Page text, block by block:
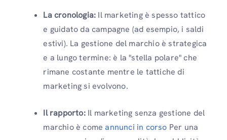
La cronologia: Il marketing è spesso tattico
e guidato da campagne (ad esempio, i saldi
estivi). La gestione del marchio è strategica
e a lungo termine: è la "stella polare" che
rimane costante mentre le tattiche di
marketing si evolvono.
Il rapporto:Il marketing senza gestione del
marchio è comeannunci in corso Per una